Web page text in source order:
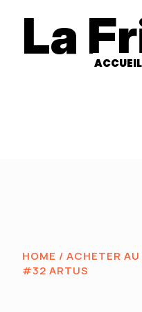
La ACCUEIL
HOME / ACHETER AU
#32 ARTUS